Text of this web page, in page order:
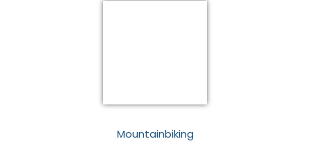
Mountainbiking